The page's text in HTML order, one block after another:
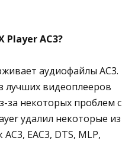
AC3?
аудиофайлы AC3.
лучших видеоплееров
за некоторых проблем с
удалил некоторые из
EAC3, DTS, MLP,